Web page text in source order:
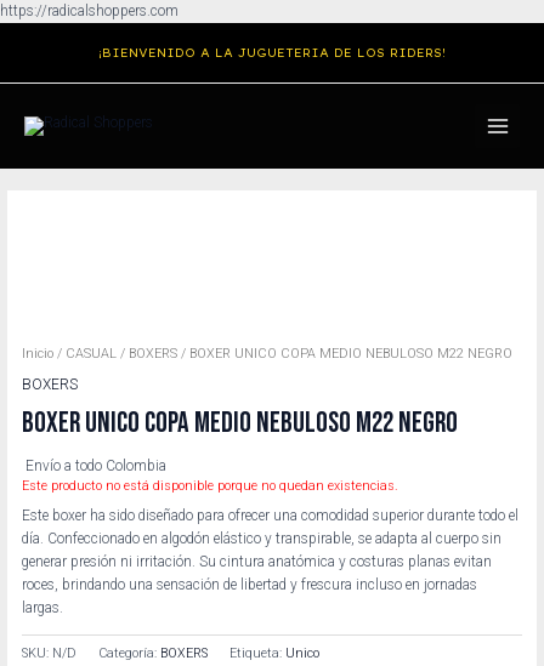
https://radicalshoppers.com
contenido
¡BIENVENIDO A LA JUGUETERIA DE LOS RIDERS!
MENU
Inicio / CASUAL / BOXERS / BOXER UNICO COPA MEDIO NEBULOSO M22 NEGRO
BOXERS
BOXER UNICO COPA MEDIO NEBULOSO M22 NEGRO
Envío a todo Colombia
Este producto no está disponible porque no quedan existencias.
Este boxer ha sido diseñado para ofrecer una comodidad superior durante todo el
día. Confeccionado en algodón elástico y transpirable, se adapta al cuerpo sin
generar presión ni irritación. Su cintura anatómica y costuras planas evitan
roces, brindando una sensación de libertad y frescura incluso en jornadas
largas.
SKU: N/D Categoría: BOXERS Etiqueta: Unico